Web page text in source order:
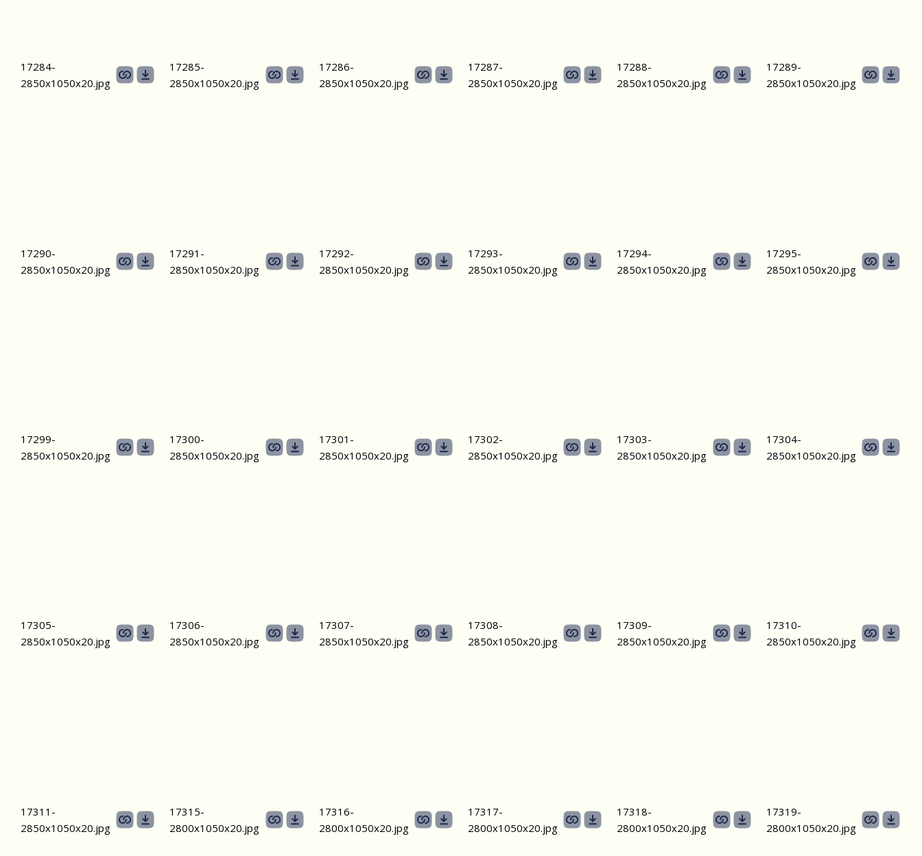
17284-
2850х1050х20.jpg
17285-
2850х1050х20.jpg
17286-
2850х1050х20.jpg
17287-
2850х1050х20.jpg
17288-
2850х1050х20.jpg
17289-
2850х1050х20.jpg
17290-
2850х1050х20.jpg
17291-
2850х1050х20.jpg
17292-
2850х1050х20.jpg
17293-
2850х1050х20.jpg
17294-
2850х1050х20.jpg
17295-
2850х1050х20.jpg
17299-
2850х1050х20.jpg
17300-
2850х1050х20.jpg
17301-
2850х1050х20.jpg
17302-
2850х1050х20.jpg
17303-
2850х1050х20.jpg
17304-
2850х1050х20.jpg
17305-
2850х1050х20.jpg
17306-
2850х1050х20.jpg
17307-
2850х1050х20.jpg
17308-
2850х1050х20.jpg
17309-
2850х1050х20.jpg
17310-
2850х1050х20.jpg
17311-
2850х1050х20.jpg
17315-
2800х1050х20.jpg
17316-
2800х1050х20.jpg
17317-
2800х1050х20.jpg
17318-
2800х1050х20.jpg
17319-
2800х1050х20.jpg